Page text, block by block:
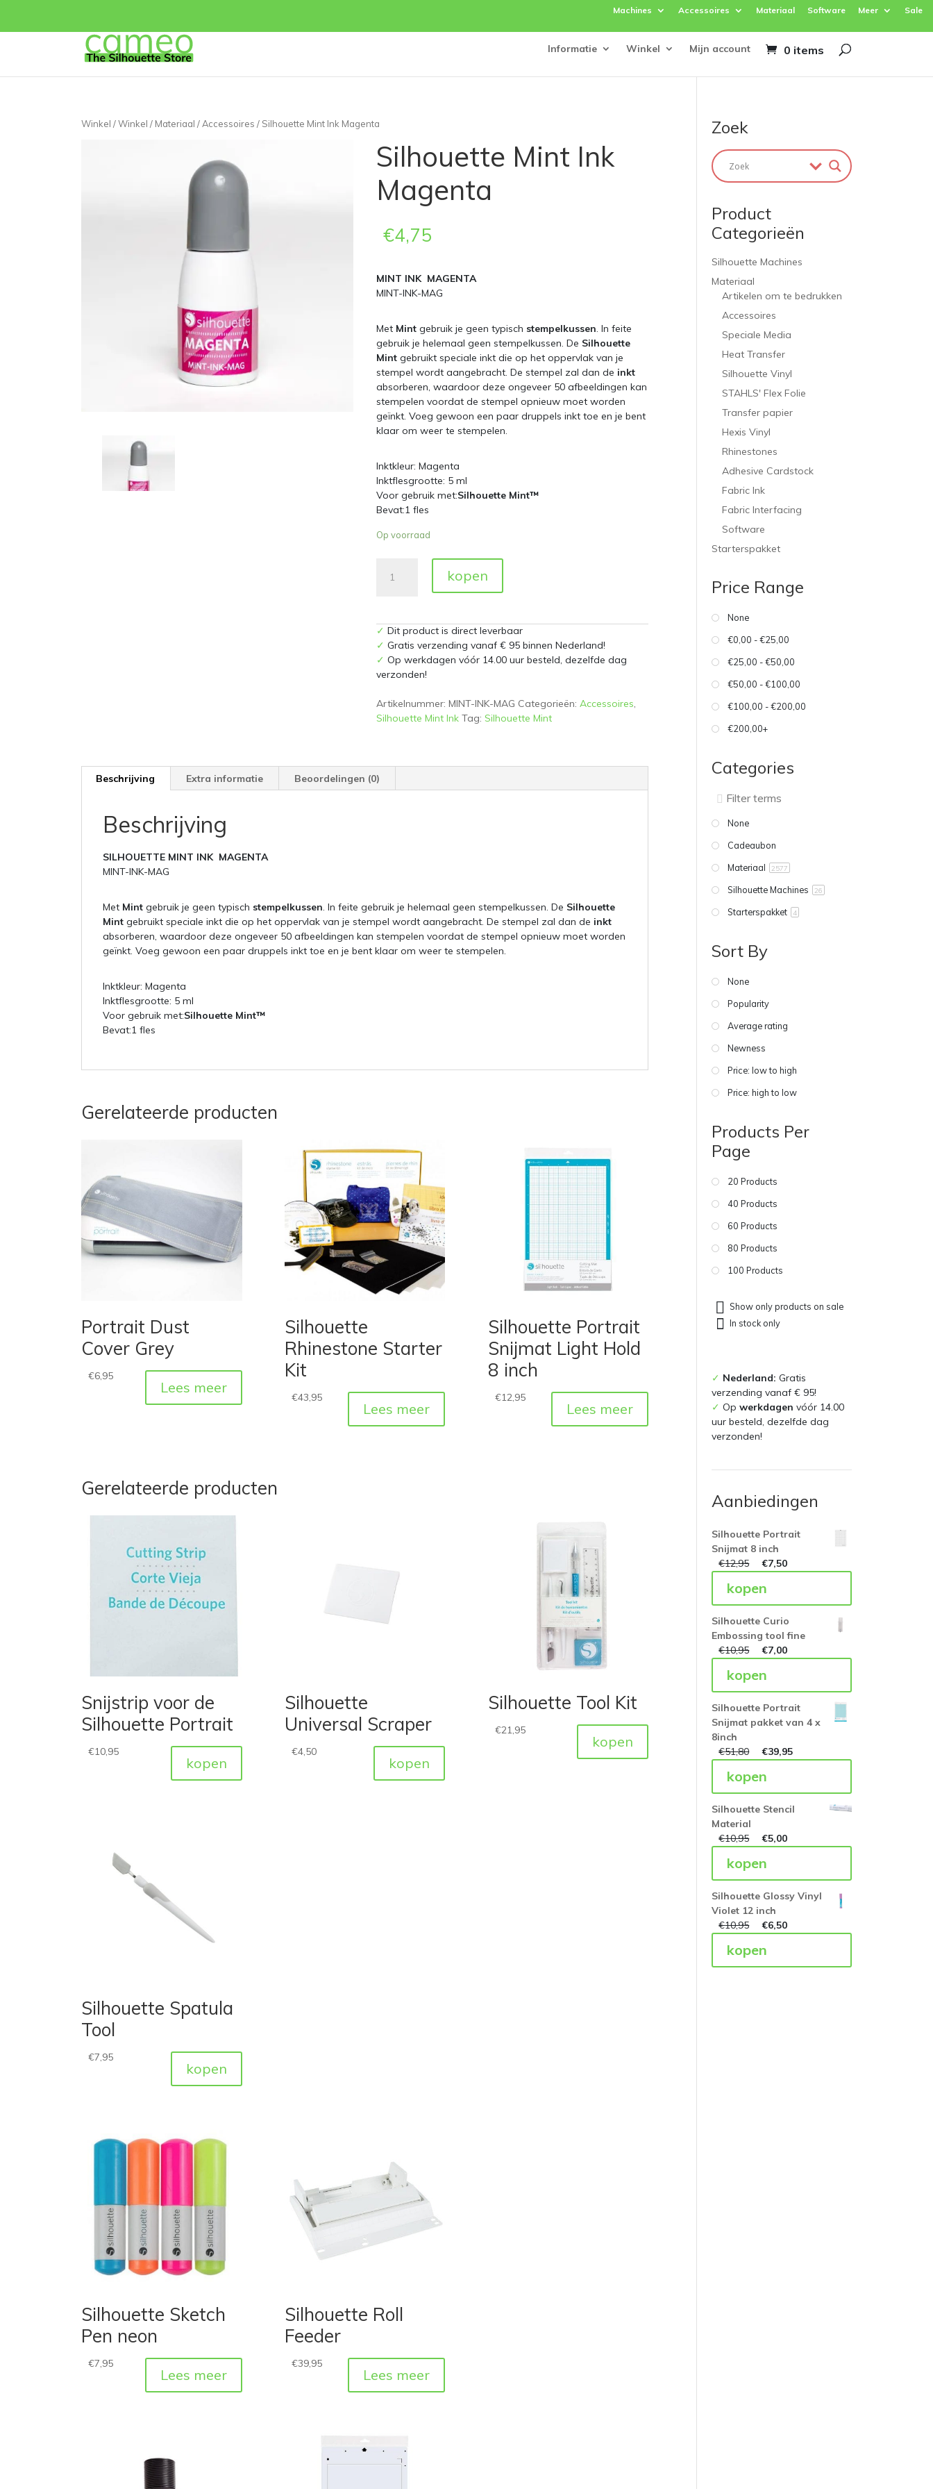
Machines Accessoires Materiaal Software Meer Sale
Informatie Winkel Mijn account 0 items
Winkel /Winkel / Materiaal / Accessoires / Silhouette Mint Ink Magenta
Silhouette Mint Ink
Magenta
€4,75
MINT INK MAGENTA
MINT-INK-MAG
Met Mint gebruik je geen typisch stempelkussen. In feite
gebruik je helemaal geen stempelkussen. De Silhouette
Mintgebruikt speciale inkt die op het oppervlak van je
stempel wordt aangebracht. De stempel zal dan de inkt
absorberen, waardoor deze ongeveer 50 afbeeldingen kan
stempelen voordat de stempel opnieuw moet worden
geïnkt. Voeg gewoon een paar druppels inkt toe en je bent
klaar om weer te stempelen.
Inktkleur: Magenta
Inktflesgrootte: 5 ml
Voor gebruik met:Silhouette Mint™
Bevat:1 fles
Op voorraad
Mint
aantal
kopen
✓ Dit product is direct leverbaar
✓ Gratis verzending vanaf € 95 binnen Nederland!
✓ Op werkdagen vóór 14.00 uur besteld, dezelfde dag
verzonden!
Artikelnummer: MINT-INK-MAG Categorieën: Accessoires,
Silhouette Mint Ink Tag: Silhouette Mint
Beschrijving Extra informatie Beoordelingen (0)
Beschrijving
SILHOUETTE MINT INK MAGENTA
MINT-INK-MAG
Met Mint gebruik je geen typisch stempelkussen. In feite gebruik je helemaal geen stempelkussen. De Silhouette
Mint gebruikt speciale inkt die op het oppervlak van je stempel wordt aangebracht. De stempel zal dan de inkt
absorberen, waardoor deze ongeveer 50 afbeeldingen kan stempelen voordat de stempel opnieuw moet worden
geïnkt. Voeg gewoon een paar druppels inkt toe en je bent klaar om weer te stempelen.
Inktkleur: Magenta
Inktflesgrootte: 5 ml
Voor gebruik met:Silhouette Mint™
Bevat:1 fles
Gerelateerde producten
Portrait Dust
Cover Grey
€6,95
Lees meer
Silhouette
Rhinestone Starter
Kit
€43,95
Lees meer
Silhouette Portrait
Snijmat Light Hold
8 inch
€12,95
Lees meer
Gerelateerde producten
Snijstrip voor de
Silhouette Portrait
€10,95
kopen
Silhouette
Universal Scraper
€4,50
kopen
Silhouette Tool Kit
€21,95
kopen
Silhouette Spatula
Tool
€7,95
kopen
Silhouette Sketch
Pen neon
€7,95
Lees meer
Silhouette Roll
Feeder
€39,95
Lees meer
Zoek
Product
Categorieën
Silhouette Machines
Materiaal
Artikelen om te bedrukken
Accessoires
Speciale Media
Heat Transfer
Silhouette Vinyl
STAHLS' Flex Folie
Transfer papier
Hexis Vinyl
Rhinestones
Adhesive Cardstock
Fabric Ink
Fabric Interfacing
Software
Starterspakket
Price Range
None
€0,00 - €25,00
€25,00 - €50,00
€50,00 - €100,00
€100,00 - €200,00
€200,00+
Categories
None
Cadeaubon
Materiaal
2577
Silhouette Machines 26
Starterspakket 4
Sort By
None
Popularity
Average rating
Newness
Price: low to high
Price: high to low
Products Per
Page
20 Products
40 Products
60 Products
80 Products
100 Products
Show only products on sale
In stock only
✓ Nederland:Gratis
verzending vanaf € 95!
✓ Opwerkdagen vóór 14.00
uur besteld, dezelfde dag
verzonden!
Aanbiedingen
Silhouette Portrait
Snijmat 8 inch
€12,95 €7,50
kopen
Silhouette Curio
Embossing tool fine
€10,95 €7,00
kopen
Silhouette Portrait
Snijmat pakket van 4 x
8inch
€51,80 €39,95
kopen
Silhouette Stencil
Material
€10,95 €5,00
kopen
Silhouette Glossy Vinyl
Violet 12 inch
€10,95 €6,50
kopen